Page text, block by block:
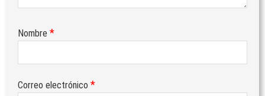
Nombre *
Correo electrónico *